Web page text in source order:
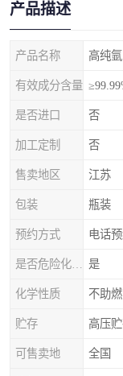
产品描述
产品名称 高纯氩
有效成分含量
是否进口 否
加工定制 否
售卖地区 江苏
包装 瓶装
预约方式 电话
是
化学性质 不助燃
贮存 高压
可售卖地 全国